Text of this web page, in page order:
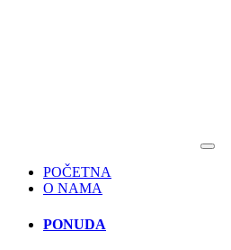
POČETNA
O NAMA
PONUDA